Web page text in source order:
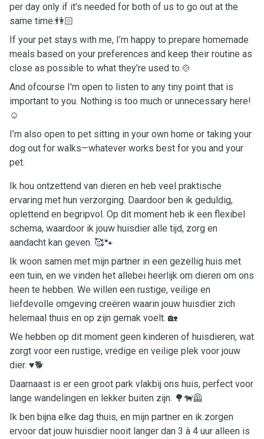
per day only if it's needed for both of us to go out at the
same time.👫🏻
If your pet stays with me, I’m happy to prepare homemade
meals based on your preferences and keep their routine as
close as possible to what they’re used to.🍲
And ofcourse I'm open to listen to any tiny point that is
important to you. Nothing is too much or unnecessary here!
☺️
I’m also open to pet sitting in your own home or taking your
dog out for walks—whatever works best for you and your
pet.
Ik hou ontzettend van dieren en heb veel praktische
ervaring met hun verzorging. Daardoor ben ik geduldig,
oplettend en begripvol. Op dit moment heb ik een flexibel
schema, waardoor ik jouw huisdier alle tijd, zorg en
aandacht kan geven. 🥰🐾
Ik woon samen met mijn partner in een gezellig huis met
een tuin, en we vinden het allebei heerlijk om dieren om ons
heen te hebben. We willen een rustige, veilige en
liefdevolle omgeving creëren waarin jouw huisdier zich
helemaal thuis en op zijn gemak voelt. 🏡
We hebben op dit moment geen kinderen of huisdieren, wat
zorgt voor een rustige, vredige en veilige plek voor jouw
dier. ♥️🐕
Daarnaast is er een groot park vlakbij ons huis, perfect voor
lange wandelingen en lekker buiten zijn. 🌳🐕‍🦺
Ik ben bijna elke dag thuis, en mijn partner en ik zorgen
ervoor dat jouw huisdier nooit langer dan 3 à 4 uur alleen is